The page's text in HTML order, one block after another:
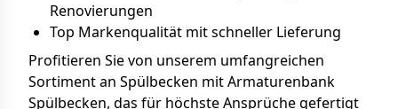
Renovierungen
Top Markenqualität mit schneller Lieferung
Profitieren Sie von unserem umfangreichen
Sortiment an Spülbecken mit Armaturenbank
Spülbecken, das für höchste Ansprüche gefertigt